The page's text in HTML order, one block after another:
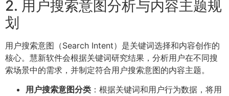
2. 用户搜索意图分析与内容主题规
划
用户搜索意图（Search Intent）是关键词选择和内容创作的
核心。慧新软件会根据关键词研究结果，分析用户在不同搜
索场景中的需求，并制定符合用户搜索意图的内容主题。
用户搜索意图分类 ：根据关键词和用户行为数据，将用